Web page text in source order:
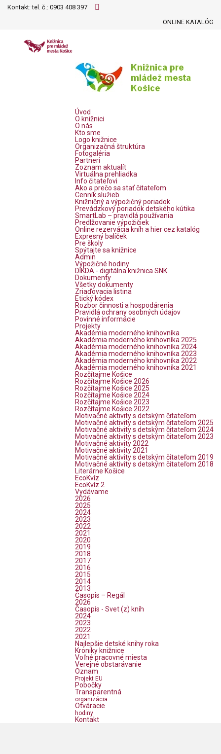
Kontakt: tel. č.: 0903 408 397
ONLINE KATALÓG
Úvod
O knižnici
O nás
Kto sme
Logo knižnice
Organizačná štruktúra
Fotogaléria
Partneri
Zoznam aktualít
Virtuálna prehliadka
Info čitateľovi
Ako a prečo sa stať čitateľom
Cenník služieb
Knižničný a výpožičný poriadok
Prevádzkový poriadok detského kútika
SmartLab – pravidlá používania
Predlžovanie výpožičiek
Online rezervácia kníh a hier cez katalóg
Expresný balíček
Pre školy
Spýtajte sa knižnice
Admin
Výpožičné hodiny
DIKDA - digitálna knižnica SNK
Dokumenty
Všetky dokumenty
Zriaďovacia listina
Etický kódex
Rozbor činnosti a hospodárenia
Pravidlá ochrany osobných údajov
Povinné informácie
Projekty
Akadémia moderného knihovníka
Akadémia moderného knihovníka 2025
Akadémia moderného knihovníka 2024
Akadémia moderného knihovníka 2023
Akadémia moderného knihovníka 2022
Akadémia moderného knihovníka 2021
Rozčítajme Košice
Rozčítajme Košice 2026
Rozčítajme Košice 2025
Rozčítajme Košice 2024
Rozčítajme Košice 2023
Rozčítajme Košice 2022
Motivačné aktivity s detským čitateľom
Motivačné aktivity s detským čitateľom 2025
Motivačné aktivity s detským čitateľom 2024
Motivačné aktivity s detským čitateľom 2023
Motivačné aktivity 2022
Motivačné aktivity 2021
Motivačné aktivity s detským čitateľom 2019
Motivačné aktivity s detským čitateľom 2018
Literárne Košice
EcoKvíz
EcoKvíz 2
Vydávame
2026
2025
2024
2023
2022
2021
2020
2019
2018
2017
2016
2015
2014
2013
Časopis – Regál
2026
Časopis - Svet (z) kníh
2024
2023
2022
2021
Najlepšie detské knihy roka
Kroniky knižnice
Voľné pracovné miesta
Verejné obstarávanie
Oznam
Projekt EU
Pobočky
Transparentná
organizácia
Otváracie
hodiny
Kontakt